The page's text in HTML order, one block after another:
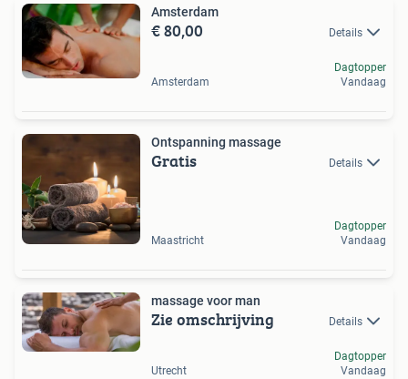
Amsterdam
€ 80,00 Details
Amsterdam
Dagtopper
Vandaag
Ontspanning massage
Gratis Details
Maastricht
Dagtopper
Vandaag
massage voor man
Zie omschrijving Details
Utrecht
Dagtopper
Vandaag